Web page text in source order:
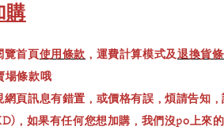
購
覽首頁使用條款 ，運費計算模式及退換貨
場條款哦
網頁訊息有錯置，或價格有誤，煩請告知
，如果有任何您想加購，我們沒po上來